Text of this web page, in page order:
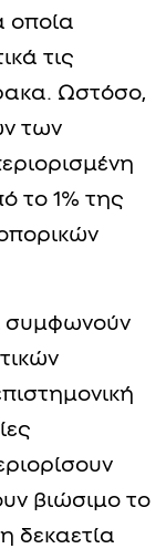
οποία
τις
Ωστόσο,
των
το 1% της
συμφωνούν
βιώσιμο το
δεκαετία